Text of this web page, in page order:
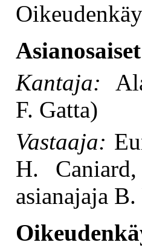
Asianosaiset
Kantaja:
F. Gatta)
Vastaaja:
H.
asianajaja